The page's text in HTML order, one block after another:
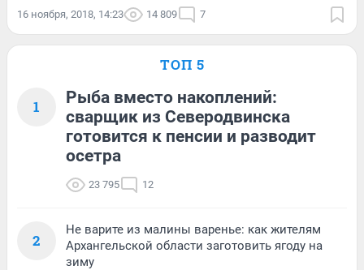
16 ноября, 2018, 14:23 14 809 7
ТОП 5
1
Рыба вместо накоплений:
сварщик из Северодвинска
готовится к пенсии и разводит
осетра
23 795 12
2
Не варите из малины варенье: как жителям
Архангельской области заготовить ягоду на
зиму